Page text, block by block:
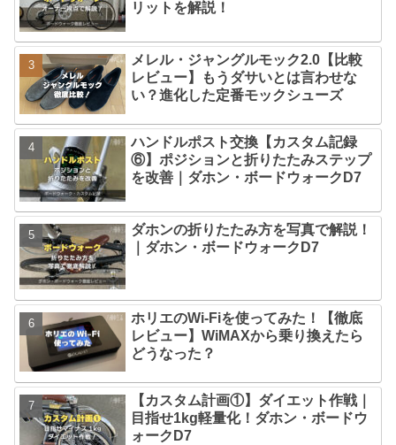
リットを解説！
メレル・ジャングルモック2.0【比較
レビュー】もうダサいとは言わせな
い？進化した定番モックシューズ
ハンドルポスト交換【カスタム記録
⑥】ポジションと折りたたみステップ
を改善｜ダホン・ボードウォークD7
ダホンの折りたたみ方を写真で解説！
｜ダホン・ボードウォークD7
ホリエのWi-Fiを使ってみた！【徹底
レビュー】WiMAXから乗り換えたら
どうなった？
【カスタム計画①】ダイエット作戦｜
目指せ1kg軽量化！ダホン・ボードウ
ォークD7